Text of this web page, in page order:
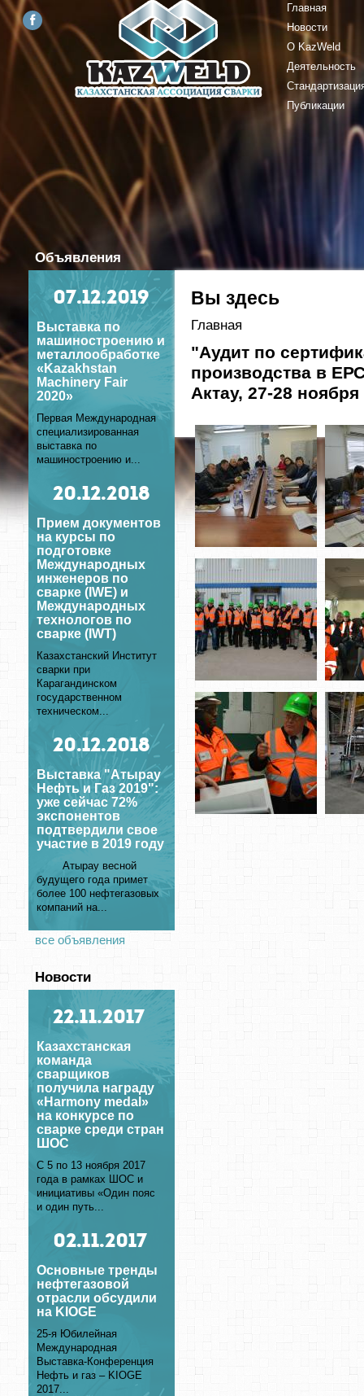
Главная
Новости
О KazWeld
Деятельность
Публикации
Вы здесь
Главная
"Аудит по
производства в
Актау, 27-28 ноября
Объявления
07.12.2019
Выставка по
машиностроению и
металлообработке
«Kazakhstan
Machinery Fair
2020»
Первая Международная
специализированная
выставка по
машиностроению и...
20.12.2018
Прием документов
на курсы по
подготовке
Международных
инженеров по
сварке (IWE) и
Международных
технологов по
сварке (IWT)
Казахстанский Институт
сварки при
Карагандинском
государственном
техническом...
20.12.2018
Выставка "Атырау
Нефть и Газ 2019":
уже сейчас 72%
экспонентов
подтвердили свое
участие в 2019 году
Атырау весной
будущего года примет
более 100 нефтегазовых
компаний на...
все объявления
Новости
22.11.2017
Казахстанская
команда
сварщиков
получила награду
«Harmony medal»
на конкурсе по
сварке среди стран
ШОС
С 5 по 13 ноября 2017
года в рамках ШОС и
инициативы «Один пояс
и один путь...
02.11.2017
Основные тренды
нефтегазовой
отрасли обсудили
на KIOGE
25-я Юбилейная
Международная
Выставка-Конференция
Нефть и газ – KIOGE
2017...